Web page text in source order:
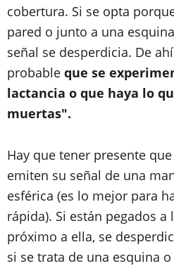
cobertura. Si se opta
pared o junto a una
señal se desperdicia. De
probable que se
lactancia o que haya lo
muertas".
Hay que tener presente
emiten su señal de una
esférica (es lo mejor para
rápida). Si están pegados a
próximo a ella, se
si se trata de una esquina